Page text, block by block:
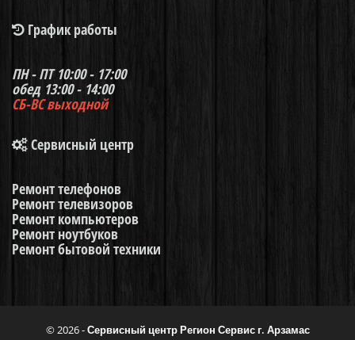
График работы
ПН - ПТ10:00 - 17:00
обед 13:00 - 14:00
СБ-ВС выходной
Сервисный центр
Ремонт телефонов
Ремонт телевизоров
Ремонт компьютеров
Ремонт ноутбуков
Ремонт бытовой техники
© 2026 -Сервисный центр Регион Сервис г. Арзамас